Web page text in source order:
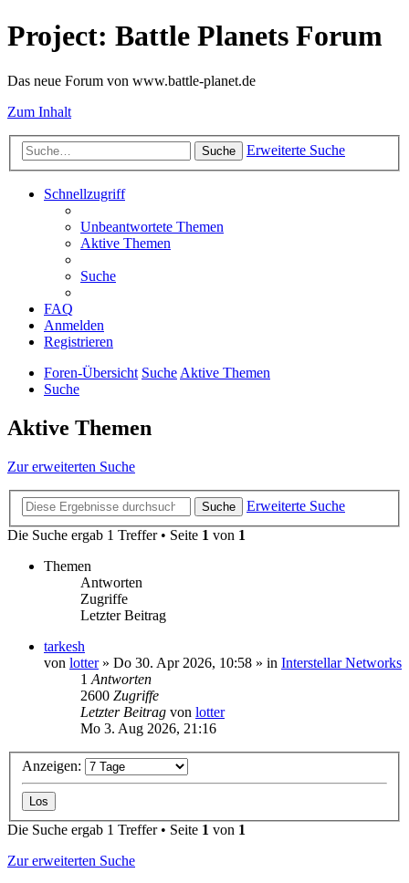
Project: Battle Planets Forum
Das neue Forum von www.battle-planet.de
Zum Inhalt
Suche Erweiterte Suche
Schnellzugriff
Unbeantwortete Themen
Aktive Themen
Suche
FAQ
Anmelden
Registrieren
Foren-Übersicht SucheAktive Themen
Suche
Aktive Themen
Zur erweiterten Suche
Suche
Erweiterte Suche
Die Suche ergab 1 Treffer • Seite 1 von 1
Themen
Antworten
Zugriffe
Letzter Beitrag
tarkesh
von lotter» Do 30. Apr 2026, 10:58 » in Interstellar Networks
1 Antworten
2600 Zugriffe
Letzter Beitrag von lotter
Mo 3. Aug 2026, 21:16
Anzeigen:
Die Suche ergab 1 Treffer • Seite 1 von 1
Zur erweiterten Suche